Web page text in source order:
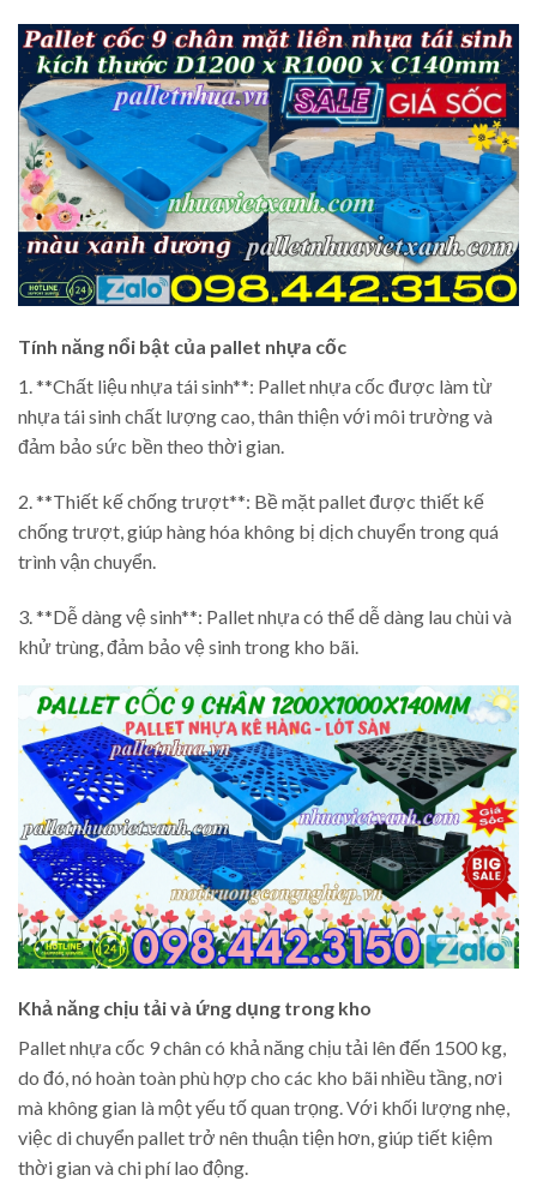
Tính năng nổi bật của pallet nhựa cốc
1. **Chất liệu nhựa tái sinh**: Pallet nhựa cốc được làm từ
nhựa tái sinh chất lượng cao, thân thiện với môi trường và
đảm bảo sức bền theo thời gian.
2. **Thiết kế chống trượt**: Bề mặt pallet được thiết kế
chống trượt, giúp hàng hóa không bị dịch chuyển trong quá
trình vận chuyển.
3. **Dễ dàng vệ sinh**: Pallet nhựa có thể dễ dàng lau chùi và
khử trùng, đảm bảo vệ sinh trong kho bãi.
Khả năng chịu tải và ứng dụng trong kho
Pallet nhựa cốc 9 chân có khả năng chịu tải lên đến 1500 kg,
do đó, nó hoàn toàn phù hợp cho các kho bãi nhiều tầng, nơi
mà không gian là một yếu tố quan trọng. Với khối lượng nhẹ,
việc di chuyển pallet trở nên thuận tiện hơn, giúp tiết kiệm
thời gian và chi phí lao động.